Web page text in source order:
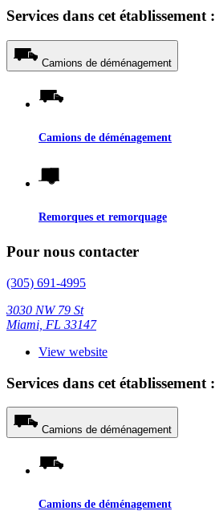
Services dans cet établissement :
Camions de déménagement
Camions de déménagement
Remorques et remorquage
Pour nous contacter
(305) 691-4995
3030 NW 79 St
Miami, FL 33147
View website
Services dans cet établissement :
Camions de déménagement
Camions de déménagement